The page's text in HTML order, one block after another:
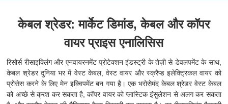
केबल श्रेडर: मार्केट डिमांड, केबल और कॉपर
वायर प्राइस एनालिसिस
रिसोर्स रीसाइक्लिंग और एनवायरनमेंट प्रोटेक्शन इंडस्ट्री के तेज़ी से डेवलपमेंट के साथ,
केबल श्रेडर दुनिया भर में वेस्ट केबल, वेस्ट वायर और स्क्रैप्ड इलेक्ट्रिकल वायर को
प्रोसेस करने के लिए मेन इक्विपमेंट बन गया है। एक भरोसेमंद केबल श्रेडर वेस्ट केबल
को अच्छे से क्रश कर सकता है, कॉपर वायर को प्लास्टिक इंसुलेशन से अलग कर सकता